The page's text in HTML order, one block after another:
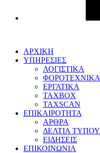
ΑΡΧΙΚΗ
ΥΠΗΡΕΣΙΕΣ
ΛΟΓΙΣΤΙΚΑ
ΦΟΡΟΤΕΧΝΙΚΑ
ΕΡΓΑΤΙΚΑ
TAXBOX
TAXSCAN
ΕΠΙΚΑΙΡΟΤΗΤΑ
ΑΡΘΡΑ
ΔΕΛΤΙΑ ΤΥΠΟΥ
ΕΙΔΗΣΕΙΣ
ΕΠΙΚΟΙΝΩΝΙΑ